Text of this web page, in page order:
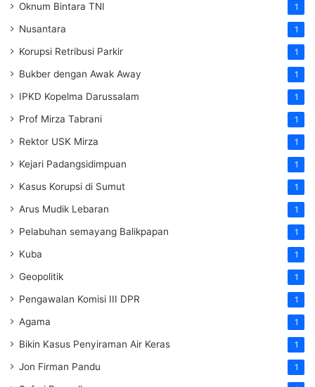
Oknum Bintara TNI 1
Nusantara 1
Korupsi Retribusi Parkir 1
Bukber dengan Awak Away 1
IPKD Kopelma Darussalam 1
Prof Mirza Tabrani 1
Rektor USK Mirza 1
Kejari Padangsidimpuan 1
Kasus Korupsi di Sumut 1
Arus Mudik Lebaran 1
Pelabuhan semayang Balikpapan 1
Kuba 1
Geopolitik 1
Pengawalan Komisi III DPR 1
Agama 1
Bikin Kasus Penyiraman Air Keras 1
Jon Firman Pandu 1